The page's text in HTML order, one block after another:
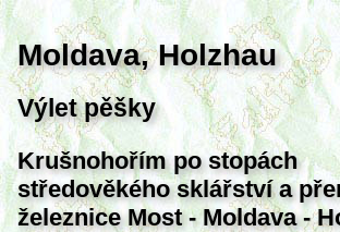
Moldava, Holzhau
Výlet pěšky
Krušnohořím po stopách
středověkého sklářství a
železnice Most - Moldava -